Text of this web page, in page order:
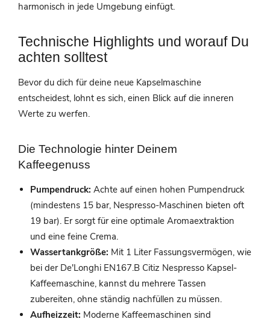
harmonisch in jede Umgebung einfügt.
Technische Highlights und worauf Du
achten solltest
Bevor du dich für deine neue Kapselmaschine
entscheidest, lohnt es sich, einen Blick auf die inneren
Werte zu werfen.
Die Technologie hinter Deinem
Kaffeegenuss
Pumpendruck: Achte auf einen hohen Pumpendruck
(mindestens 15 bar, Nespresso-Maschinen bieten oft
19 bar). Er sorgt für eine optimale Aromaextraktion
und eine feine Crema.
Wassertankgröße: Mit 1 Liter Fassungsvermögen, wie
bei der De'Longhi EN167.B Citiz Nespresso Kapsel-
Kaffeemaschine, kannst du mehrere Tassen
zubereiten, ohne ständig nachfüllen zu müssen.
Aufheizzeit: Moderne Kaffeemaschinen sind